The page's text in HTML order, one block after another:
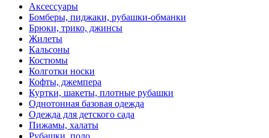
Аксессуары
Бомберы, пиджаки, рубашки-обманки
Брюки, трико, джинсы
Жилеты
Кальсоны
Костюмы
Колготки носки
Кофты, джемпера
Куртки, шакеты, плотные рубашки
Однотонная базовая одежда
Одежда для детского сада
Пижамы, халаты
Рубашки, поло